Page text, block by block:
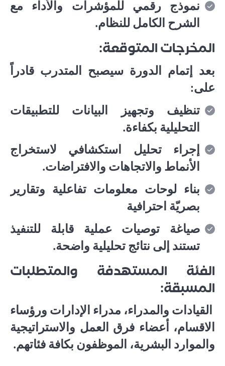
نموذج رقمي للمؤشرات والأداء مع
الشرح الكامل للنظام.
المخرجات المتوقعة:
بعد إتمام الدورة سيصبح المتدرب قادراً
على:
تنظيف وتجهيز البيانات للتطبيقات
التحليلية بكفاءة.
إجراء تحليل استكشافي لاستخراج
الأنماط والاتجاهات والافتراضات.
بناء لوحات معلومات تفاعلية وتقارير
بصريّة احترافية
صياغة توصيات عملية قابلة للتنفيذ
تستند إلى نتائج تحليلية واضحة.
الفئة المستهدفة والمتطلبات
المسبقة:
القيادات والمدراء، مدراء الإدارات ورؤساء
الاقسام، أعضاء فرق العمل والاستراتيجية
والموارد البشرية، الموظفون بكافة فئاتهم.